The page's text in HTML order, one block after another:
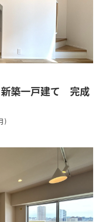
新築一戸建て 完成
)